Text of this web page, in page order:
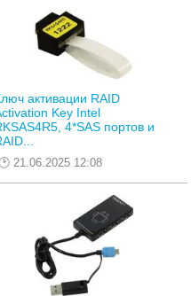
активации RAID
Key Intel
4*SAS портов и
21.06.2025 12:08